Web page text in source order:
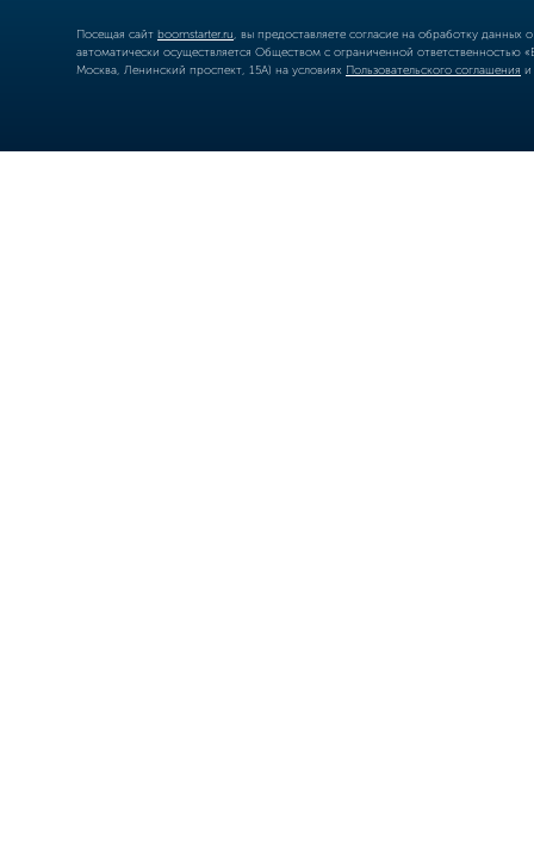
Посещая сайт boomstarter.ru , вы предоставляете согласие на обработку
автоматически осуществляется Обществом с ограниченной
Москва, Ленинский проспект, 15А) на условиях Пользовательского соглашения и